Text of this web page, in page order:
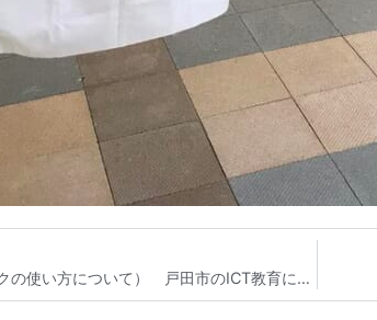
戸田市民の方からのご意見（クロムブックの使い方について） 戸田市のICT教育について 戸田市議会議員 宮内そうこ